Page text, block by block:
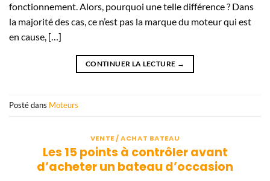
fonctionnement. Alors, pourquoi une telle différence ? Dans
la majorité des cas, ce n’est pas la marque du moteur qui est
en cause, […]
CONTINUER LA LECTURE →
Posté dans Moteurs
VENTE / ACHAT BATEAU
Les 15 points à contrôler avant
d’acheter un bateau d’occasion